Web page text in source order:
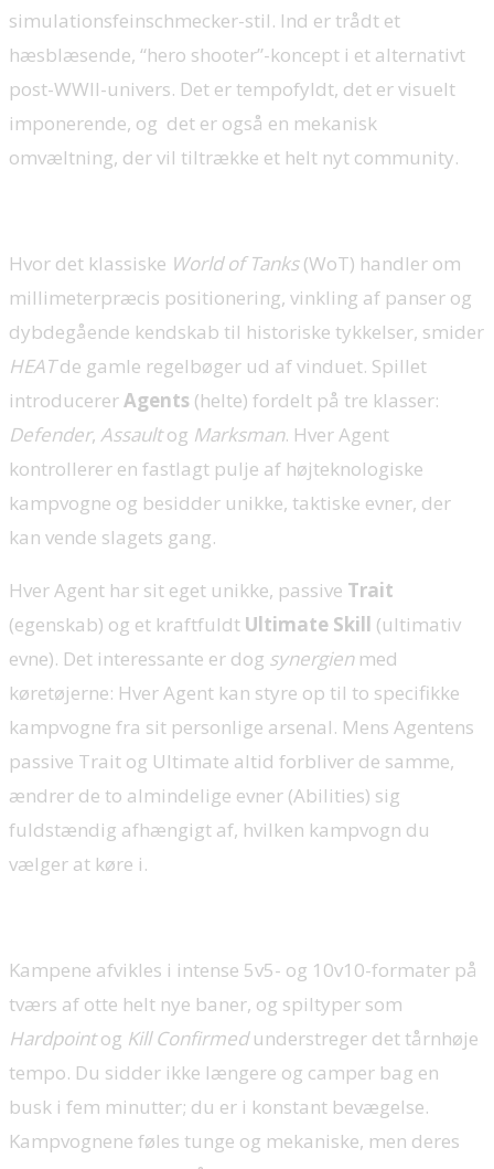
simulationsfeinschmecker-stil. Ind er trådt et
hæsblæsende, “hero shooter”-koncept i et alternativt
post-WWII-univers. Det er tempofyldt, det er visuelt
imponerende, og det er også en mekanisk
omvæltning, der vil tiltrække et helt nyt community.
Hvor det klassiske World of Tanks(WoT) handler om
millimeterpræcis positionering, vinkling af panser og
dybdegående kendskab til historiske tykkelser, smider
HEATde gamle regelbøger ud af vinduet. Spillet
introducererAgents (helte) fordelt på tre klasser:
Defender, Assaultog Marksman. Hver Agent
kontrollerer en fastlagt pulje af højteknologiske
kampvogne og besidder unikke, taktiske evner, der
kan vende slagets gang.
Hver Agent har sit eget unikke, passive Trait
(egenskab) og et kraftfuldt Ultimate Skill (ultimativ
evne). Det interessante er dog synergienmed
køretøjerne: Hver Agent kan styre op til to specifikke
kampvogne fra sit personlige arsenal. Mens Agentens
passive Trait og Ultimate altid forbliver de samme,
ændrer de to almindelige evner (Abilities) sig
fuldstændig afhængigt af, hvilken kampvogn du
vælger at køre i.
Kampene afvikles i intense 5v5- og 10v10-formater på
tværs af otte helt nye baner, og spiltyper som
Hardpointog Kill Confirmedunderstreger det tårnhøje
tempo. Du sidder ikke længere og camper bag en
busk i fem minutter; du er i konstant bevægelse.
Kampvognene føles tunge og mekaniske, men deres